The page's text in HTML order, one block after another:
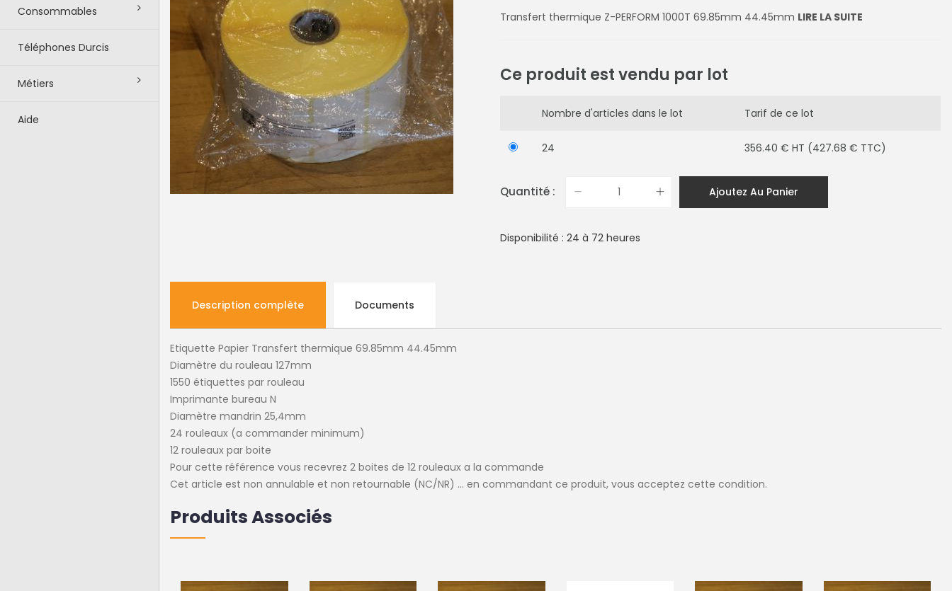
Consommables
Téléphones Durcis
Métiers
Aide
Transfert thermique Z-PERFORM 1000T 69.85mm 44.45mm LIRE LA SUITE
Ce produit est vendu par lot
Nombre d'articles dans le lot Tarif de ce lot
24 356.40 € HT (427.68 € TTC)
Quantité : Ajoutez Au Panier
Disponibilité : 24 à 72 heures
Description complète Documents
Etiquette Papier Transfert thermique 69.85mm 44.45mm
Diamètre du rouleau 127mm
1550 étiquettes par rouleau
Imprimante bureau N
Diamètre mandrin 25,4mm
24 rouleaux (a commander minimum)
12 rouleaux par boite
Pour cette référence vous recevrez 2 boites de 12 rouleaux a la commande
Cet article est non annulable et non retournable (NC/NR) ... en commandant ce produit, vous acceptez cette condition.
Produits Associés